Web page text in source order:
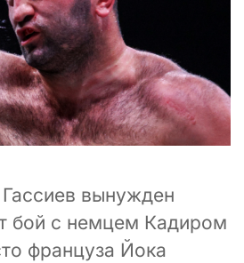
вынужден
бой с немцем Кадиром
француза Йока